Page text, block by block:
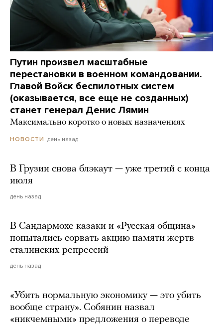
Путин произвел масштабные
перестановки в военном командовании.
Главой Войск беспилотных систем
(оказывается, все еще не созданных)
станет генерал Денис Лямин
Максимально коротко о новых назначениях
НОВОСТИ день назад
В Грузии снова блэкаут — уже третий с конца
июля
день назад
В Сандармохе казаки и «Русская община»
попытались сорвать акцию памяти жертв
сталинских репрессий
день назад
«Убить нормальную экономику — это убить
вообще страну». Собянин назвал
«никчемными» предложения о переводе